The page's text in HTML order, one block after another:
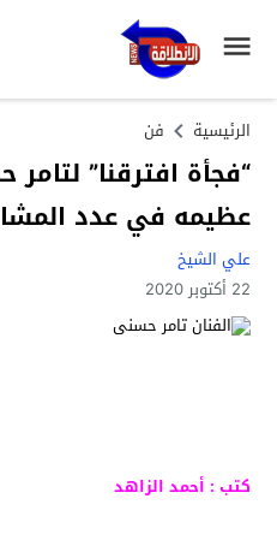
الرئيسية فن
“فجأة افترقنا”
عظيمه في عدد
علي الشيخ
22 أكتوبر 2020
كتب : أحمد الزاهد